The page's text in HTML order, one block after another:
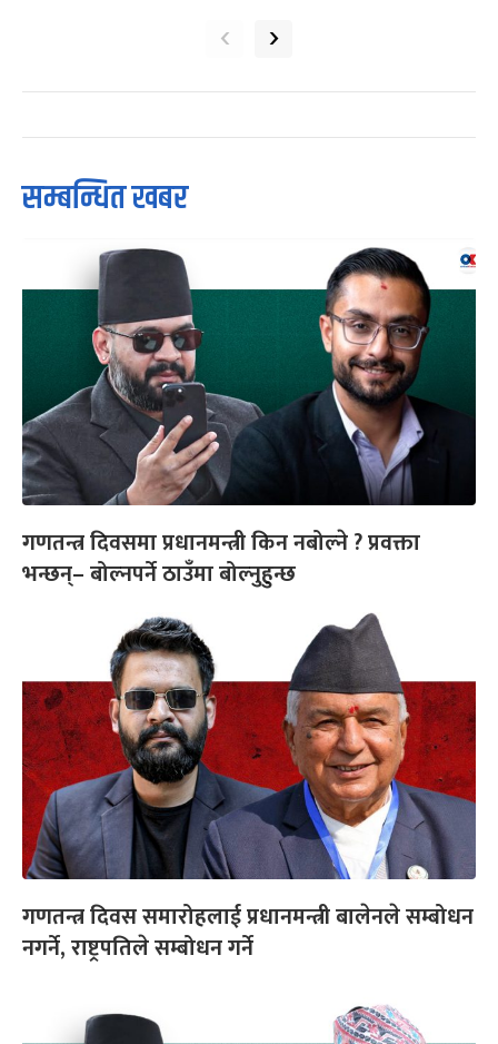
‹ ›
सम्बन्धित खबर
गणतन्त्र दिवसमा प्रधानमन्त्री किन नबोल्ने ? प्रवक्ता
भन्छन्– बोल्नपर्ने ठाउँमा बोल्नुहुन्छ
गणतन्त्र दिवस समारोहलाई प्रधानमन्त्री बालेनले सम्बोधन
नगर्ने, राष्ट्रपतिले सम्बोधन गर्ने